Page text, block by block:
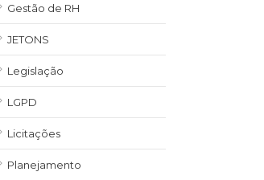
Gestão de RH
JETONS
Legislação
LGPD
Licitações
Planejamento